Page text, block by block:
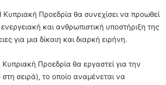
Προεδρία θα συνεχίσει να προωθεί
και ανθρωπιστική υποστήριξη της
για μια δίκαιη και διαρκή ειρήνη.
Προεδρία θα εργαστεί για την
σειρά), το οποίο αναμένεται να